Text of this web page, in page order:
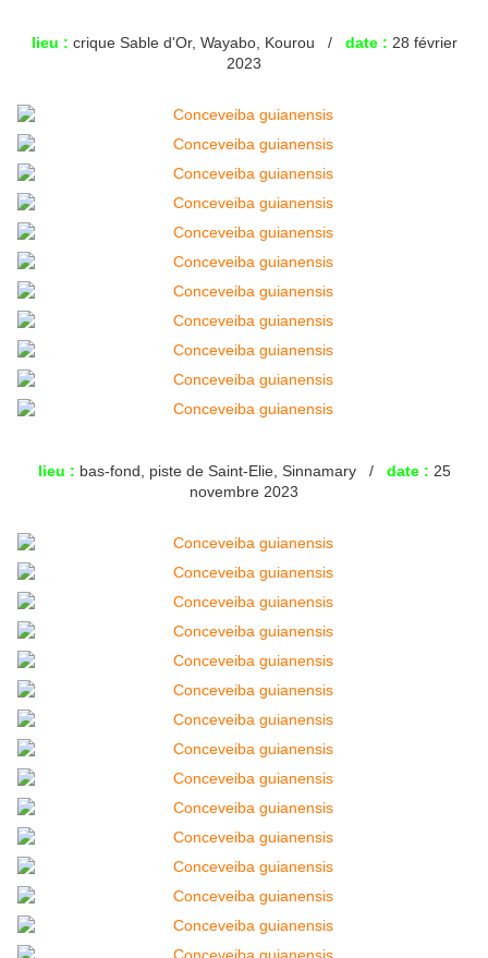
lieu : crique Sable d'Or, Wayabo, Kourou / date : 28 février
2023
lieu : bas-fond, piste de Saint-Elie, Sinnamary / date : 25
novembre 2023